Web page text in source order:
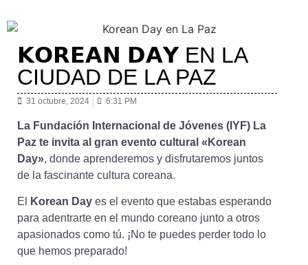
𝗞𝗢𝗥𝗘𝗔𝗡 𝗗𝗔𝗬 EN LA
CIUDAD DE LA PAZ
31 octubre, 2024 6:31 PM
La Fundación Internacional de Jóvenes (IYF) La
Paz te invita al gran evento cultural «Korean
Day», donde aprenderemos y disfrutaremos juntos
de la fascinante cultura coreana.
El Korean Day es el evento que estabas esperando
para adentrarte en el mundo coreano junto a otros
apasionados como tú. ¡No te puedes perder todo lo
que hemos preparado!